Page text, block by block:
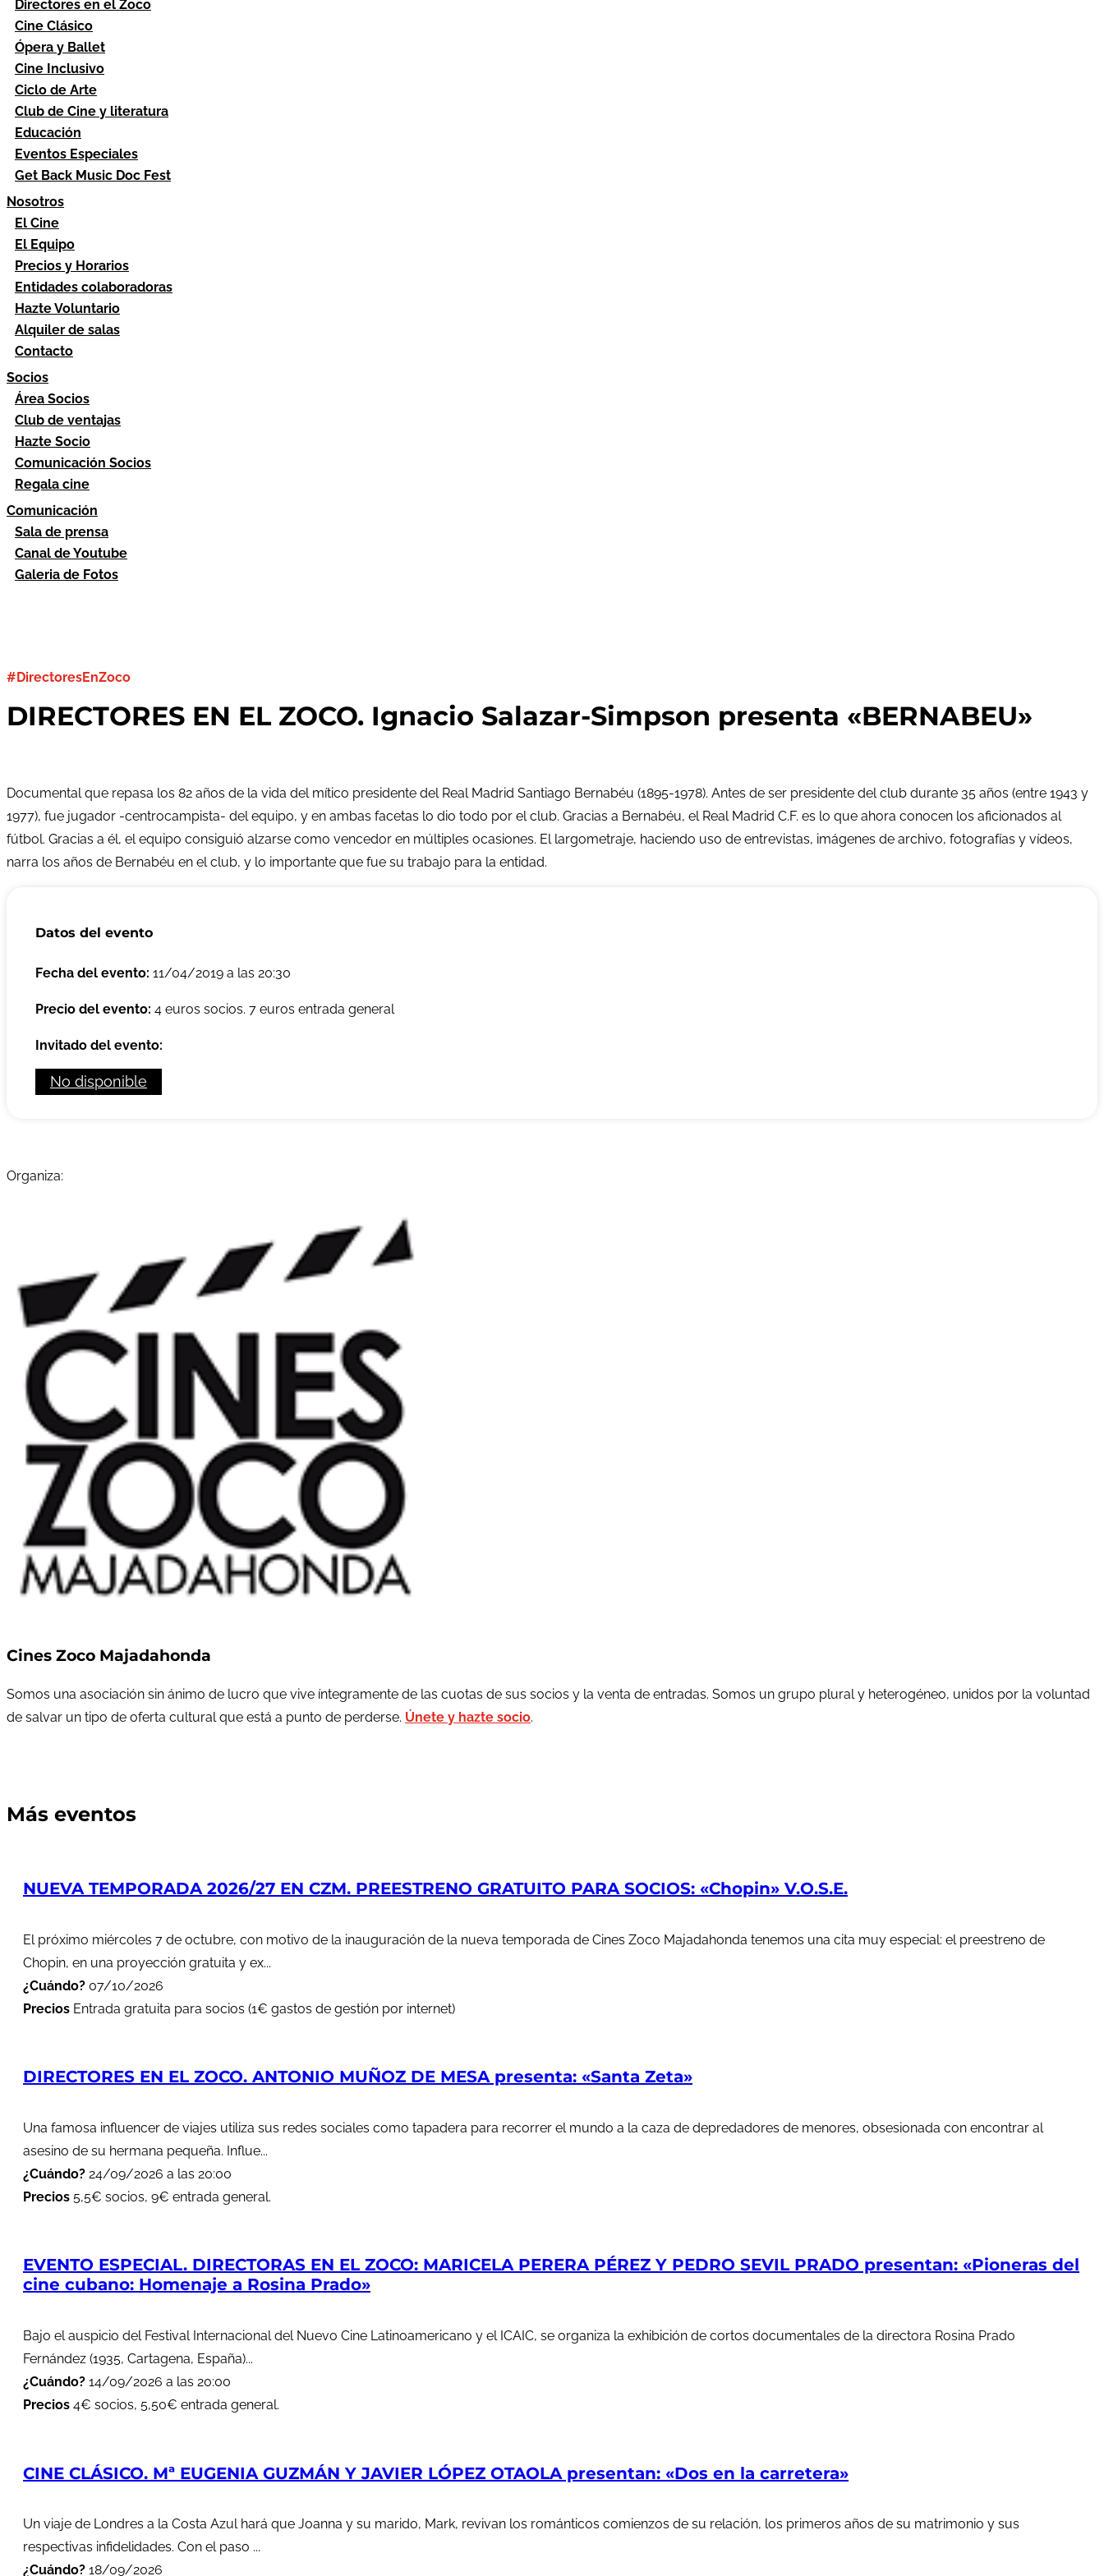
Directores en el Zoco
Cine Clásico
Ópera y Ballet
Cine Inclusivo
Ciclo de Arte
Club de Cine y literatura
Educación
Eventos Especiales
Get Back Music Doc Fest
Nosotros
El Cine
El Equipo
Precios y Horarios
Entidades colaboradoras
Hazte Voluntario
Alquiler de salas
Contacto
Socios
Área Socios
Club de ventajas
Hazte Socio
Comunicación Socios
Regala cine
Comunicación
Sala de prensa
Canal de Youtube
Galeria de Fotos
#DirectoresEnZoco
DIRECTORES EN EL ZOCO. Ignacio Salazar-Simpson presenta «BERNABEU»
Documental que repasa los 82 años de la vida del mítico presidente del Real Madrid Santiago Bernabéu (1895-1978). Antes de ser presidente del club durante 35 años (entre 1943 y
1977), fue jugador -centrocampista- del equipo, y en ambas facetas lo dio todo por el club. Gracias a Bernabéu, el Real Madrid C.F. es lo que ahora conocen los aficionados al
fútbol. Gracias a él, el equipo consiguió alzarse como vencedor en múltiples ocasiones. El largometraje, haciendo uso de entrevistas, imágenes de archivo, fotografías y vídeos,
narra los años de Bernabéu en el club, y lo importante que fue su trabajo para la entidad.
Datos del evento
Fecha del evento: 11/04/2019 a las 20:30
Precio del evento: 4 euros socios. 7 euros entrada general
Invitado del evento:
No disponible
Organiza:
Cines Zoco Majadahonda
Somos una asociación sin ánimo de lucro que vive íntegramente de las cuotas de sus socios y la venta de entradas. Somos un grupo plural y heterogéneo, unidos por la voluntad
de salvar un tipo de oferta cultural que está a punto de perderse. Únete y hazte socio.
Más eventos
NUEVA TEMPORADA 2026/27 EN CZM. PREESTRENO GRATUITO PARA SOCIOS: «Chopin» V.O.S.E.
El próximo miércoles 7 de octubre, con motivo de la inauguración de la nueva temporada de Cines Zoco Majadahonda tenemos una cita muy especial: el preestreno de
Chopin, en una proyección gratuita y ex...
¿Cuándo? 07/10/2026
Precios Entrada gratuita para socios (1€ gastos de gestión por internet)
DIRECTORES EN EL ZOCO. ANTONIO MUÑOZ DE MESA presenta: «Santa Zeta»
Una famosa influencer de viajes utiliza sus redes sociales como tapadera para recorrer el mundo a la caza de depredadores de menores, obsesionada con encontrar al
asesino de su hermana pequeña. Influe...
¿Cuándo? 24/09/2026 a las 20:00
Precios 5,5€ socios, 9€ entrada general.
EVENTO ESPECIAL. DIRECTORAS EN EL ZOCO: MARICELA PERERA PÉREZ Y PEDRO SEVIL PRADO presentan: «Pioneras del
cine cubano: Homenaje a Rosina Prado»
Bajo el auspicio del Festival Internacional del Nuevo Cine Latinoamericano y el ICAIC, se organiza la exhibición de cortos documentales de la directora Rosina Prado
Fernández (1935, Cartagena, España)...
¿Cuándo? 14/09/2026 a las 20:00
Precios 4€ socios, 5,50€ entrada general.
CINE CLÁSICO. Mª EUGENIA GUZMÁN Y JAVIER LÓPEZ OTAOLA presentan: «Dos en la carretera»
Un viaje de Londres a la Costa Azul hará que Joanna y su marido, Mark, revivan los románticos comienzos de su relación, los primeros años de su matrimonio y sus
respectivas infidelidades. Con el paso ...
¿Cuándo? 18/09/2026